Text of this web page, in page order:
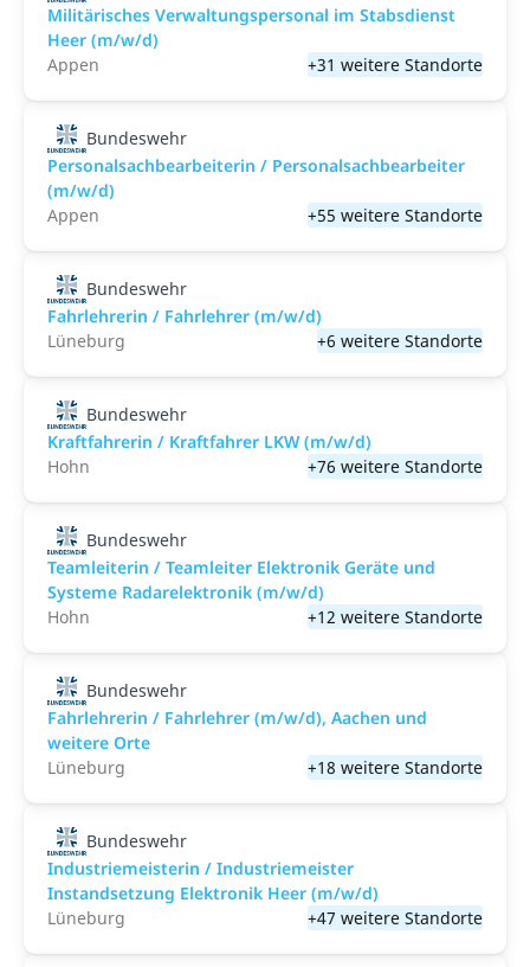
Militärisches Verwaltungspersonal im Stabsdienst
Heer (m/w/d)
Appen
+31 weitere Standorte
Bundeswehr
Personalsachbearbeiterin / Personalsachbearbeiter
(m/w/d)
Appen
+55 weitere Standorte
Bundeswehr
Fahrlehrerin / Fahrlehrer (m/w/d)
Lüneburg
+6 weitere Standorte
Bundeswehr
Kraftfahrerin / Kraftfahrer LKW (m/w/d)
Hohn
+76 weitere Standorte
Bundeswehr
Teamleiterin / Teamleiter Elektronik Geräte und
Systeme Radarelektronik (m/w/d)
Hohn
+12 weitere Standorte
Bundeswehr
Fahrlehrerin / Fahrlehrer (m/w/d), Aachen und
weitere Orte
Lüneburg
+18 weitere Standorte
Bundeswehr
Industriemeisterin / Industriemeister
Instandsetzung Elektronik Heer (m/w/d)
Lüneburg
+47 weitere Standorte